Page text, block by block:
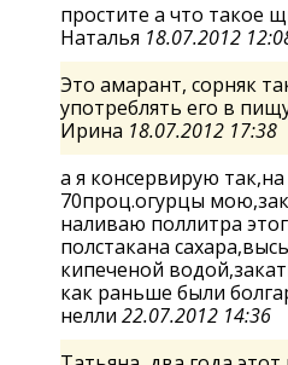
простите а что такое
Наталья 18.07.2012
Это амарант, сорняк
употреблять его в
Ирина 18.07.2012 17:38
а я консервирую
70проц.огурцы
наливаю поллитра
полстакана
кипеченой
как раньше были
нелли 22.07.2012 14:36